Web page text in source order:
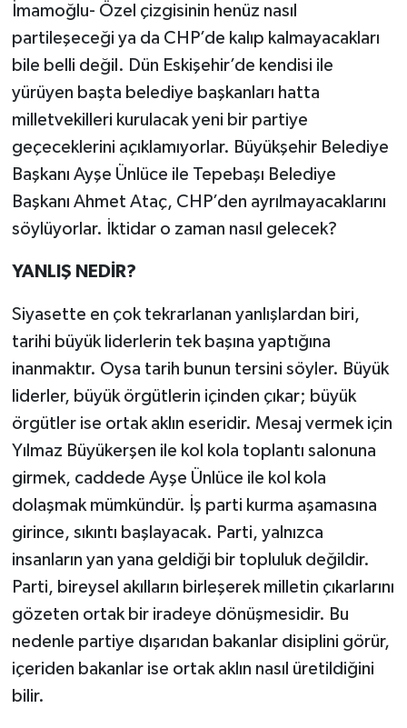
İmamoğlu- Özel çizgisinin henüz nasıl
partileşeceği ya da CHP’de kalıp kalmayacakları
bile belli değil. Dün Eskişehir’de kendisi ile
yürüyen başta belediye başkanları hatta
milletvekilleri kurulacak yeni bir partiye
geçeceklerini açıklamıyorlar. Büyükşehir Belediye
Başkanı Ayşe Ünlüce ile Tepebaşı Belediye
Başkanı Ahmet Ataç, CHP’den ayrılmayacaklarını
söylüyorlar. İktidar o zaman nasıl gelecek?
YANLIŞ NEDİR?
Siyasette en çok tekrarlanan yanlışlardan biri,
tarihi büyük liderlerin tek başına yaptığına
inanmaktır. Oysa tarih bunun tersini söyler. Büyük
liderler, büyük örgütlerin içinden çıkar; büyük
örgütler ise ortak aklın eseridir. Mesaj vermek için
Yılmaz Büyükerşen ile kol kola toplantı salonuna
girmek, caddede Ayşe Ünlüce ile kol kola
dolaşmak mümkündür. İş parti kurma aşamasına
girince, sıkıntı başlayacak. Parti, yalnızca
insanların yan yana geldiği bir topluluk değildir.
Parti, bireysel akılların birleşerek milletin çıkarlarını
gözeten ortak bir iradeye dönüşmesidir. Bu
nedenle partiye dışarıdan bakanlar disiplini görür,
içeriden bakanlar ise ortak aklın nasıl üretildiğini
bilir.